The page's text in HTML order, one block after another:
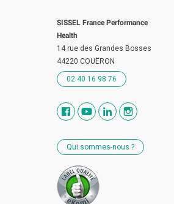
SISSEL France Performance
Health
14 rue des Grandes Bosses
44220 COUËRON
02 40 16 98 76
Qui sommes-nous ?